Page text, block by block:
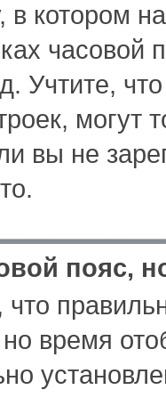
в котором
часовой
Учтите,
могут
вы не
пояс,
время